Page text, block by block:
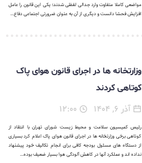
مواضعی کاملا متفاوت وارد جدالی لفظی شدند؛ یکی این قانون را عامل
افزایش فحشا دانست و دیگری از آن به عنوان ضرورتی اجتماعی دفاع...
وزارتخانه ها در اجرای قانون هوای پاک
کوتاهی کردند
آذر ۶, ۱۴۰۴
رئیس کمیسیون سلامت و محیط زیست شورای تهران با انتقاد از
کوتاهی برخی وزارتخانه ها در اجرای قانون هوای پاک اعلام کرد بسیاری
از دستگاه های مسئول بودجه کافی برای انجام تکالیف خود پیشنهاد
نداده اند و عملکرد آنها در کاهش آلودگی هوا بسیار ضعیف بوده...